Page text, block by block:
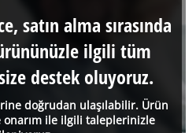
doğrudan ulaşılabilir. Ürün
onarım ile ilgili taleplerinizle
satın alma sırasında
ilgili tüm
destek oluyoruz.